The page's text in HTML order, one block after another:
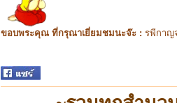
ขอบพระคุณ ที่กรุณาเยี่ยมชมนะจ๊ะ : รพีกาญ